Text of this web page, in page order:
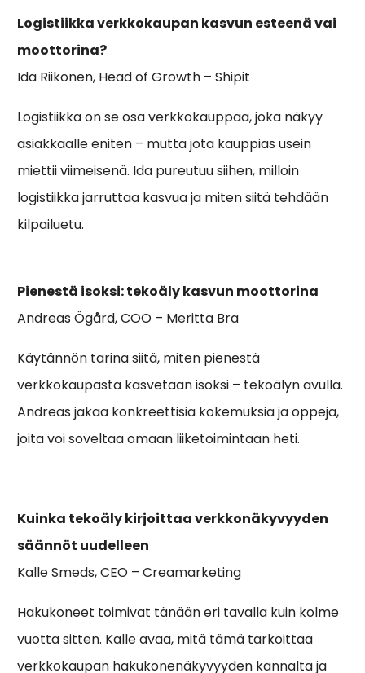
Logistiikka verkkokaupan kasvun esteenä vai
moottorina?
Ida Riikonen, Head of Growth – Shipit
Logistiikka on se osa verkkokauppaa, joka näkyy
asiakkaalle eniten – mutta jota kauppias usein
miettii viimeisenä. Ida pureutuu siihen, milloin
logistiikka jarruttaa kasvua ja miten siitä tehdään
kilpailuetu.
Pienestä isoksi: tekoäly kasvun moottorina
Andreas Ögård, COO – Meritta Bra
Käytännön tarina siitä, miten pienestä
verkkokaupasta kasvetaan isoksi – tekoälyn avulla.
Andreas jakaa konkreettisia kokemuksia ja oppeja,
joita voi soveltaa omaan liiketoimintaan heti.
Kuinka tekoäly kirjoittaa verkkonäkyvyyden
säännöt uudelleen
Kalle Smeds, CEO – Creamarketing
Hakukoneet toimivat tänään eri tavalla kuin kolme
vuotta sitten. Kalle avaa, mitä tämä tarkoittaa
verkkokaupan hakukonenäkyvyyden kannalta ja